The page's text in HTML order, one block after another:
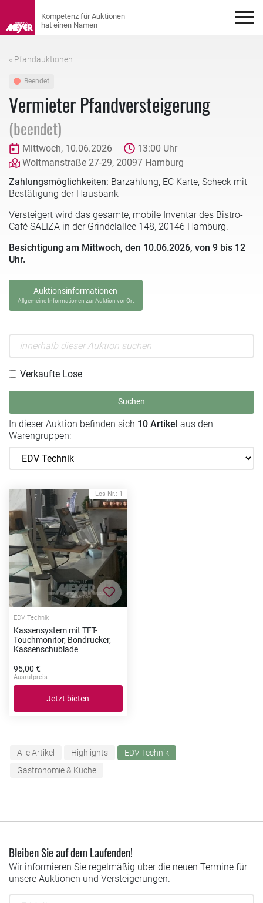
« Pfandauktionen
Beendet
Vermieter Pfandversteigerung
(beendet)
Mittwoch, 10.06.2026
13:00 Uhr
Woltmanstraße 27-29, 20097 Hamburg
Zahlungsmöglichkeiten: Barzahlung, EC Karte, Scheck mit
Bestätigung der Hausbank
Versteigert wird das gesamte, mobile Inventar des Bistro-
Cafè SALIZA in der Grindelallee 148, 20146 Hamburg.
Besichtigung am Mittwoch, den 10.06.2026, von 9 bis 12
Uhr.
Auktionsinformationen
Allgemeine Informationen zur Auktion vor Ort
Verkaufte Lose
Suchen
In dieser Auktion befinden sich 10 Artikel aus den
Warengruppen:
Los-Nr.: 1
Zur Merkliste hinzufügen
EDV Technik
Kassensystem mit TFT-
Touchmonitor, Bondrucker,
Kassenschublade
95,00 €
Ausrufpreis
Jetzt bieten
Alle Artikel Highlights
EDV Technik
Gastronomie & Küche
Bleiben Sie auf dem Laufenden!
Wir informieren Sie regelmäßig über die neuen Termine für
unsere Auktionen und Versteigerungen.